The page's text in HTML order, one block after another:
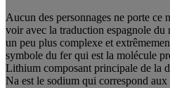
Aucun des personnages ne porte ce
voir avec la traduction espagnole
un peu plus complexe et
symbole du fer qui est la molécule
Lithium composant principale de la
Na est le sodium qui correspond aux